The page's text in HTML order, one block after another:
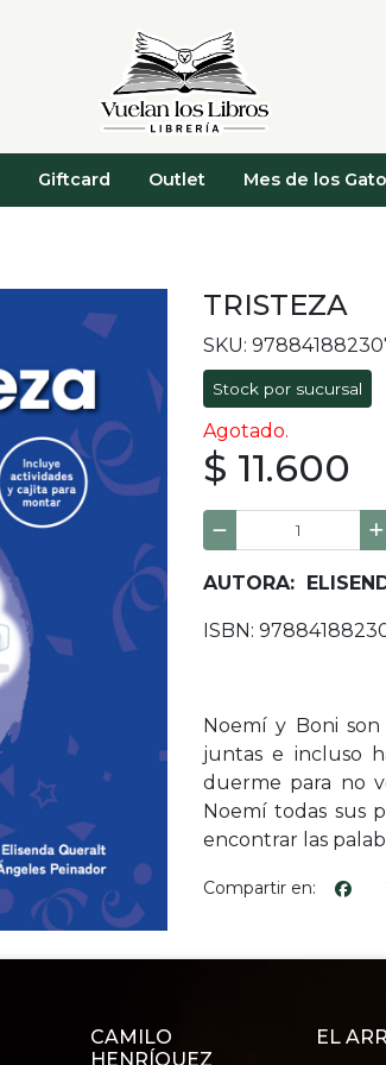
Giftcard Outlet Mes de los
TRISTEZA
SKU:
Stock por sucursal
Agotado.
$ 11.600
AUTORA:
ISBN:
Noemí y Boni
juntas e incluso
duerme para no
Noemí todas sus
encontrar las
Compartir en:
CAMILO
HENRÍQUEZ
EL